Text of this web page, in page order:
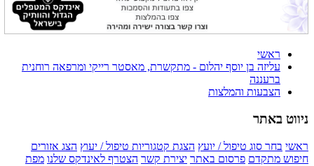
ראשי
עליזה בן יוסף יהלום - מתקשרת, מאסטר רייקי ומרפאה רוחנית
ברעננה
הצבעות והמלצות
ניווט באתר
ראשי בחר סוג טיפול / יועץ הצגת קטגוריות טיפול / יעוץ הצג אזורים
חיפוש מתקדם פרסום באתר יצירת קשר הצטרף לאינדקס שלנו מפת